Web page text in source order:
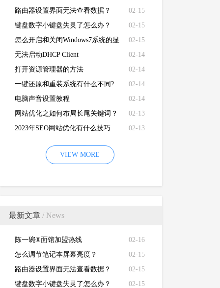
02-15
路由器设置界面无法查看数据？
02-15
键盘数字小键盘失灵了怎么办？
02-15
怎么开启和关闭Windows7系统的显
卡硬件加速功能
02-14
无法启动DHCP Client
02-14
打开资源管理器的方法
02-14
一键还原和重装系统有什么不同?
02-14
电脑声音设置教程
02-13
网站优化之如何布局长尾关键词？
02-13
2023年SEO网站优化有什么技巧
VIEW MORE
最新文章 / News
02-16
陈一碗®面馆加盟热线
02-15
怎么调节笔记本屏幕亮度？
02-15
路由器设置界面无法查看数据？
02-15
键盘数字小键盘失灵了怎么办？